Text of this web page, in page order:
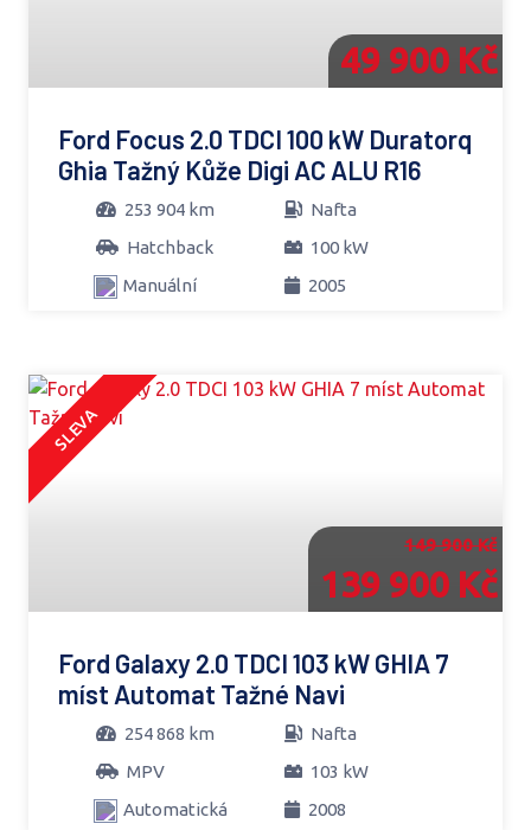
49 900 Kč
Ford Focus 2.0 TDCI 100 kW Duratorq
Ghia Tažný Kůže Digi AC ALU R16
253 904 km
Nafta
Hatchback
100 kW
Manuální
2005
SLEVA
149 900 Kč
139 900 Kč
Ford Galaxy 2.0 TDCI 103 kW GHIA 7
míst Automat Tažné Navi
254 868 km
Nafta
MPV
103 kW
Automatická
2008